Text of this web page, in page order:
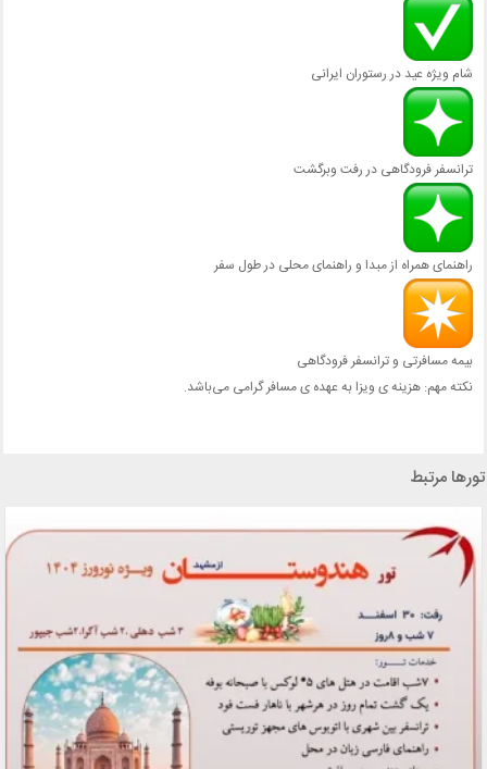
شام ویژه عید در رستوران ایرانی
ترانسفر فرودگاهی در رفت وبرگشت
راهنمای همراه از مبدا و راهنمای محلی در طول سفر
بیمه مسافرتی و ترانسفر فرودگاهی
نکته مهم: هزینه ی ویزا به عهده ی مسافر گرامی می‌باشد.
تورها مرتبط